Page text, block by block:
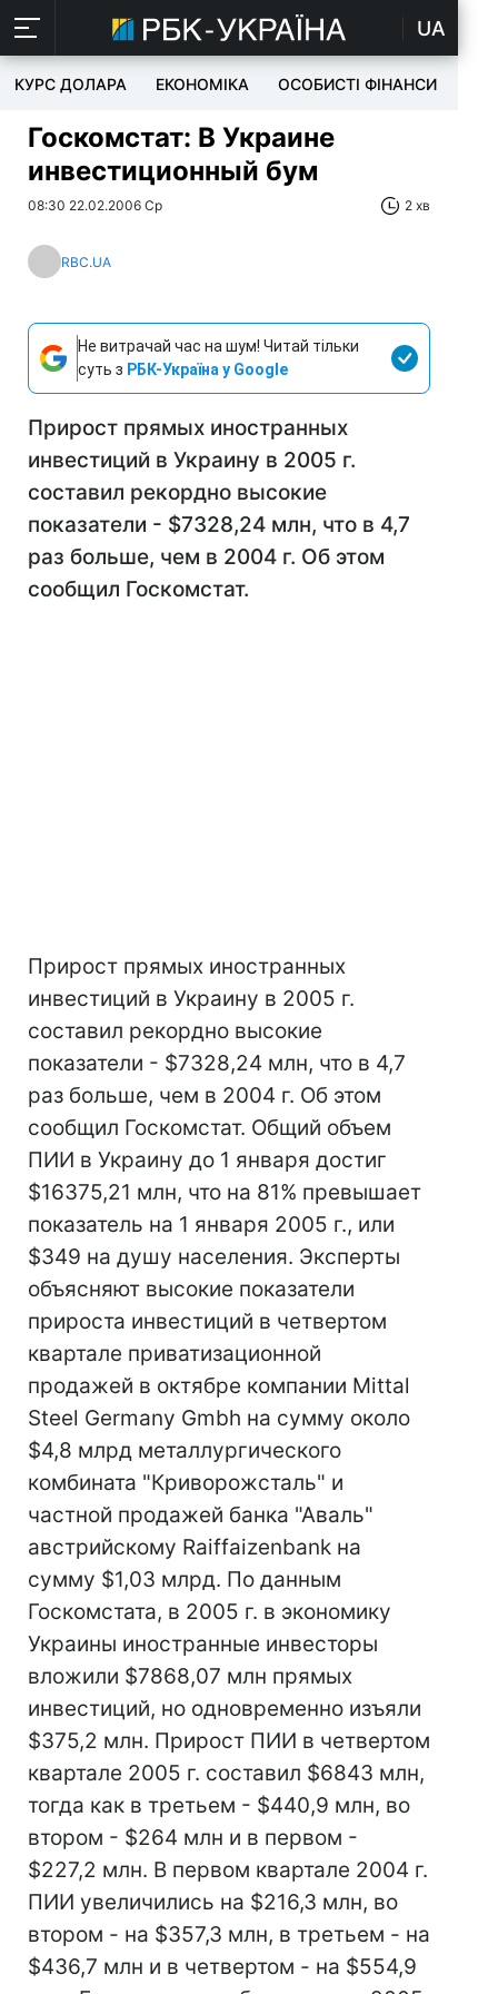
UA
КУРС ДОЛАРА ЕКОНОМІКА ОСОБИСТІ ФІНАНСИ
Госкомстат: В Украине
инвестиционный бум
08:30 22.02.2006 Ср 2 хв
RBC.UA
Не витрачай час на шум! Читай тільки
суть з РБК-Україна у Google
Прирост прямых иностранных
инвестиций в Украину в 2005 г.
составил рекордно высокие
показатели - $7328,24 млн, что в 4,7
раз больше, чем в 2004 г. Об этом
сообщил Госкомстат.
Прирост прямых иностранных
инвестиций в Украину в 2005 г.
составил рекордно высокие
показатели - $7328,24 млн, что в 4,7
раз больше, чем в 2004 г. Об этом
сообщил Госкомстат. Общий объем
ПИИ в Украину до 1 января достиг
$16375,21 млн, что на 81% превышает
показатель на 1 января 2005 г., или
$349 на душу населения. Эксперты
объясняют высокие показатели
прироста инвестиций в четвертом
квартале приватизационной
продажей в октябре компании Mittal
Steel Germany Gmbh на сумму около
$4,8 млрд металлургического
комбината "Криворожсталь" и
частной продажей банка "Аваль"
австрийскому Raiffaizenbank на
сумму $1,03 млрд. По данным
Госкомстата, в 2005 г. в экономику
Украины иностранные инвесторы
вложили $7868,07 млн прямых
инвестиций, но одновременно изъяли
$375,2 млн. Прирост ПИИ в четвертом
квартале 2005 г. составил $6843 млн,
тогда как в третьем - $440,9 млн, во
втором - $264 млн и в первом -
$227,2 млн. В первом квартале 2004 г.
ПИИ увеличились на $216,3 млн, во
втором - на $357,3 млн, в третьем - на
$436,7 млн и в четвертом - на $554,9